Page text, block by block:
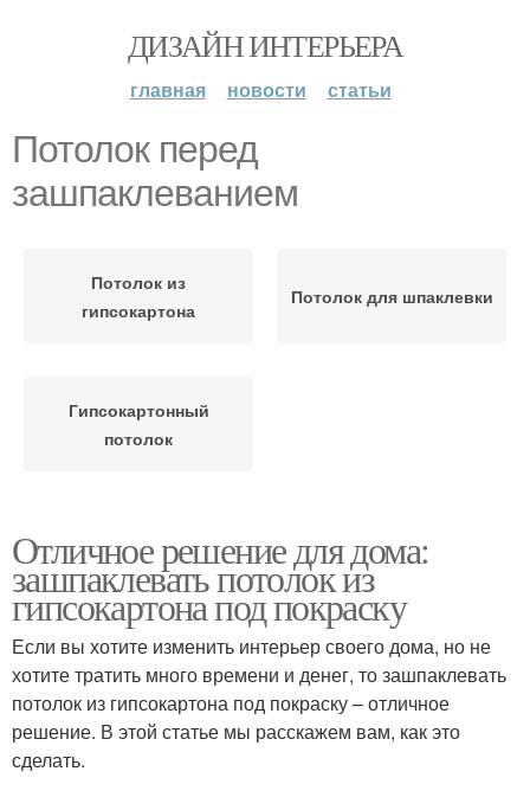
ДИЗАЙН ИНТЕРЬЕРА
главная новости статьи
Потолок перед
зашпаклеванием
Потолок из
гипсокартона
Потолок для шпаклевки
Гипсокартонный
потолок
Отличное решение для дома:
зашпаклевать потолок из
гипсокартона под покраску
Если вы хотите изменить интерьер своего дома, но не
хотите тратить много времени и денег, то зашпаклевать
потолок из гипсокартона под покраску – отличное
решение. В этой статье мы расскажем вам, как это
сделать.